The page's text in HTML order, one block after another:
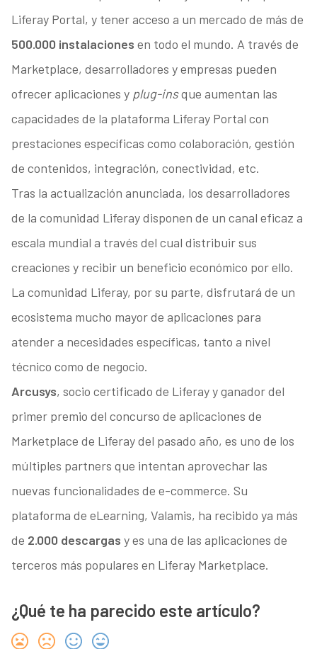
Liferay Portal, y tener acceso a un mercado de más de
500.000 instalaciones en todo el mundo. A través de
Marketplace, desarrolladores y empresas pueden
ofrecer aplicaciones y plug-insque aumentan las
capacidades de la plataforma Liferay Portal con
prestaciones específicas como colaboración, gestión
de contenidos, integración, conectividad, etc.
Tras la actualización anunciada, los desarrolladores
de la comunidad Liferay disponen de un canal eficaz a
escala mundial a través del cual distribuir sus
creaciones y recibir un beneficio económico por ello.
La comunidad Liferay, por su parte, disfrutará de un
ecosistema mucho mayor de aplicaciones para
atender a necesidades específicas, tanto a nivel
técnico como de negocio.
Arcusys, socio certificado de Liferay y ganador del
primer premio del concurso de aplicaciones de
Marketplace de Liferay del pasado año, es uno de los
múltiples partners que intentan aprovechar las
nuevas funcionalidades de e-commerce. Su
plataforma de eLearning, Valamis, ha recibido ya más
de 2.000 descargas y es una de las aplicaciones de
terceros más populares en Liferay Marketplace.
¿Qué te ha parecido este artículo?